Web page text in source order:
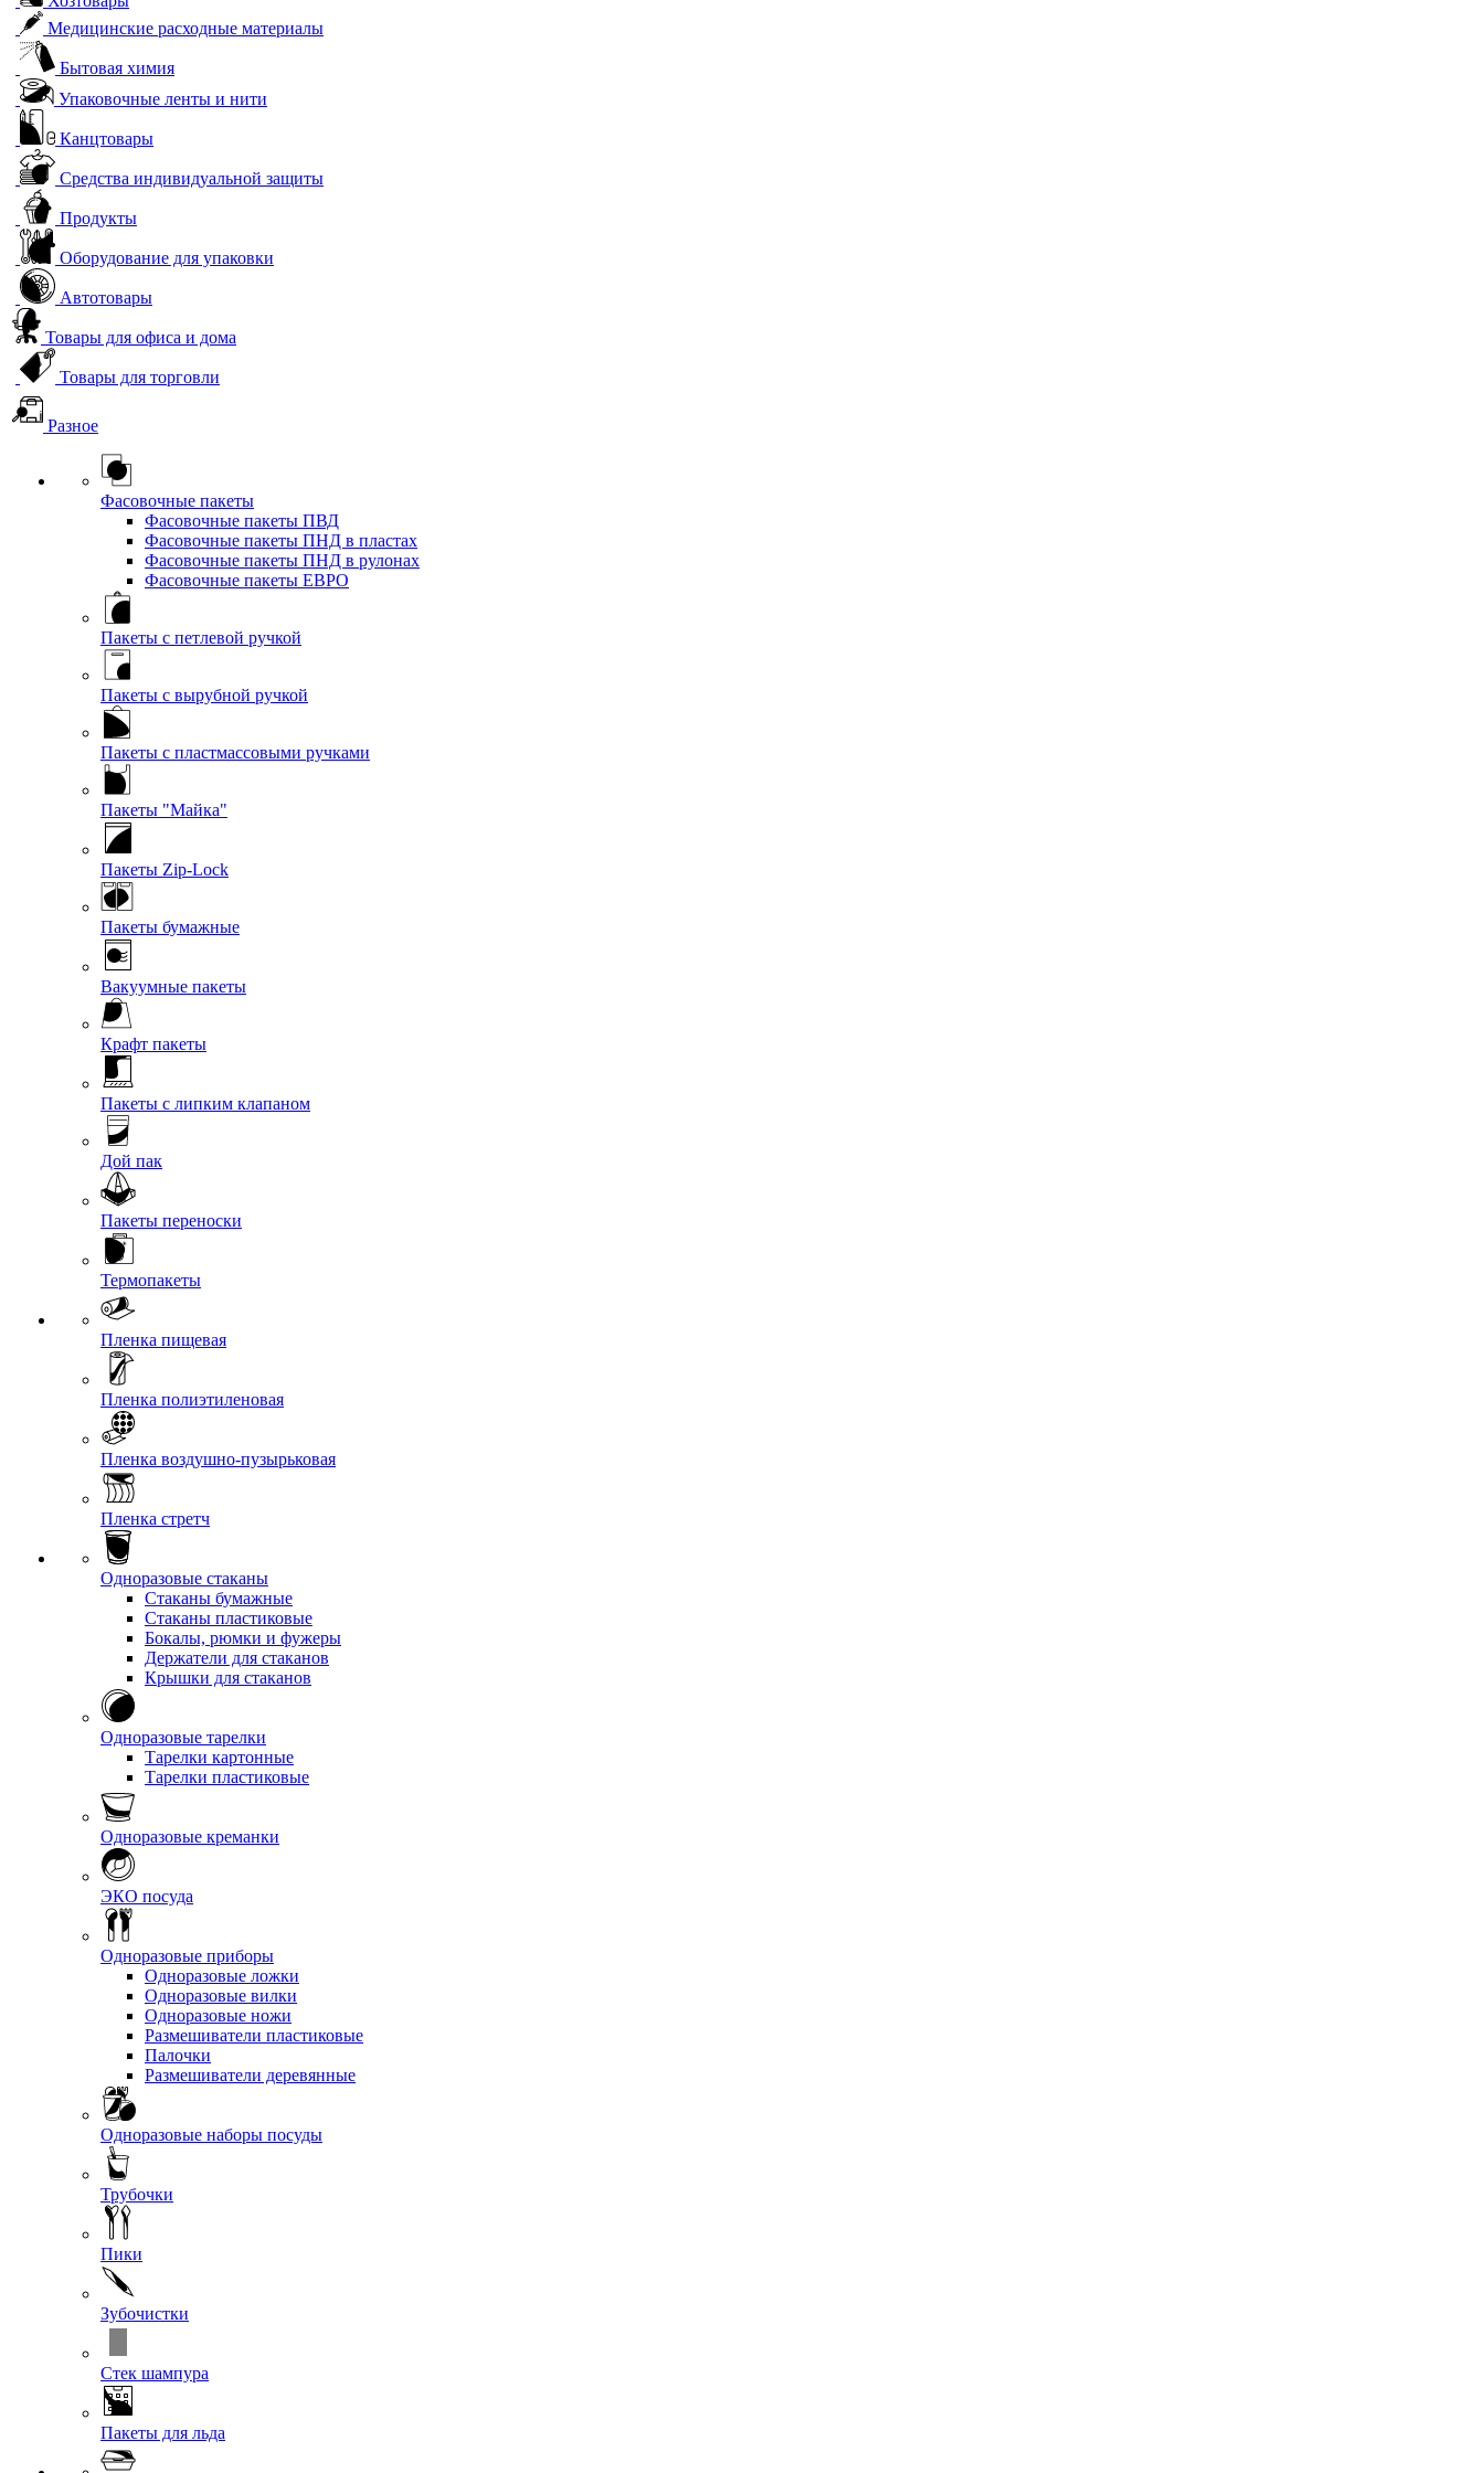
Медицинские расходные материалы
Бытовая химия
Упаковочные ленты и нити
Канцтовары
Средства индивидуальной защиты
Продукты
Оборудование для упаковки
Автотовары
Товары для офиса и дома
Товары для торговли
Разное
Фасовочные пакеты
Фасовочные пакеты ПВД
Фасовочные пакеты ПНД в пластах
Фасовочные пакеты ПНД в рулонах
Фасовочные пакеты ЕВРО
Пакеты с петлевой ручкой
Пакеты с вырубной ручкой
Пакеты с пластмассовыми ручками
Пакеты "Майка"
Пакеты Zip-Lock
Пакеты бумажные
Вакуумные пакеты
Крафт пакеты
Пакеты с липким клапаном
Дой пак
Пакеты переноски
Термопакеты
Пленка пищевая
Пленка полиэтиленовая
Пленка воздушно-пузырьковая
Пленка стретч
Одноразовые стаканы
Стаканы бумажные
Стаканы пластиковые
Бокалы, рюмки и фужеры
Держатели для стаканов
Крышки для стаканов
Одноразовые тарелки
Тарелки картонные
Тарелки пластиковые
Одноразовые креманки
ЭКО посуда
Одноразовые приборы
Одноразовые ложки
Одноразовые вилки
Одноразовые ножи
Размешиватели пластиковые
Палочки
Размешиватели деревянные
Одноразовые наборы посуды
Трубочки
Пики
Зубочистки
Стек шампура
Пакеты для льда